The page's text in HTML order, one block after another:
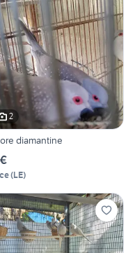
2
diamantine
(LE)